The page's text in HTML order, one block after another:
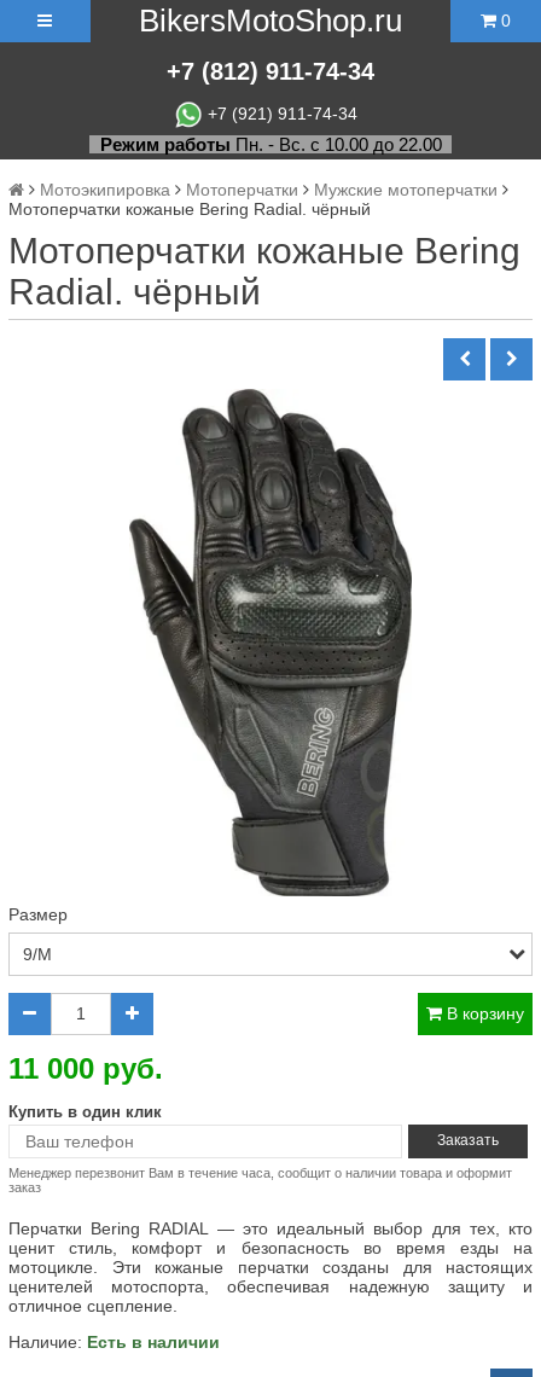
BikersMotoShop.ru
+7 (812) 911-74-34
+7 (921) 911-74-34
0
Режим работы Пн. - Вс. с 10.00 до 22.00
Мотоэкипировка Мотоперчатки
Мужские мотоперчатки
Мотоперчатки кожаные Bering Radial. чёрный
Мотоперчатки кожаные Bering
Radial. чёрный
Размер
В корзину
11 000 руб.
Купить в один клик
Менеджер перезвонит Вам в течение часа, сообщит о наличии товара и оформит
заказ
Перчатки Bering RADIAL — это идеальный выбор для тех, кто
ценит стиль, комфорт и безопасность во время езды на
мотоцикле. Эти кожаные перчатки созданы для настоящих
ценителей мотоспорта, обеспечивая надежную защиту и
отличное сцепление.
Наличие: Есть в наличии